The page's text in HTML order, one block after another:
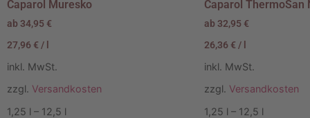
Caparol Muresko
ab 34,95 €
27,96 € /
inkl. MwSt.
zzgl. Versandkosten
1,25 l – 12,5 l
Caparol ThermoSan
ab 32,95 €
26,36 € /
inkl. MwSt.
zzgl. Versandkosten
1,25 l – 12,5 l